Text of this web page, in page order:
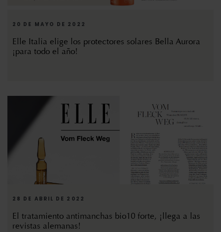
20 DE MAYO DE 2022
Elle Italia elige los protectores solares Bella Aurora
¡para todo el año!
28 DE ABRIL DE 2022
El tratamiento antimanchas bio10 forte, ¡llega a las
revistas alemanas!